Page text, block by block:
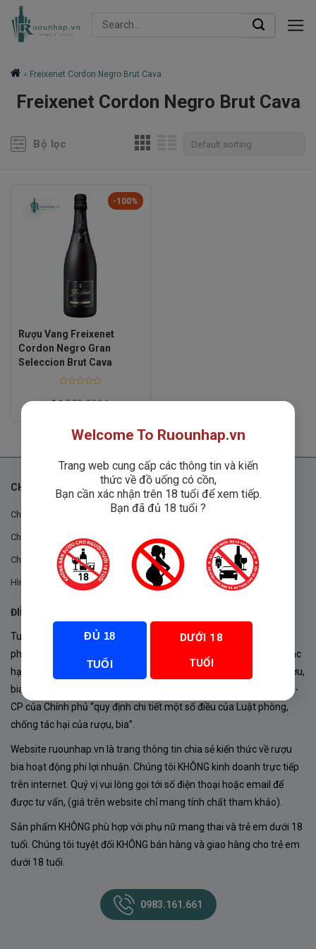
Skip
Search
» Freixenet Cordon Negro Brut Cava
Freixenet Cordon Negro Brut Cava
Bộ lọc
-100%
Rượu Vang Freixenet
Cordon Negro Gran
Seleccion Brut Cava
0583,000₫
1₫
CHÍNH SÁCH
Chính sách chung
Chính sách đổi trả
Chính sách mua hàng
Hình thức thanh toán
ĐIỀU KHOẢN VÀ CHÍNH SÁCH
Tuân thủ Nghị định 105/2017/NĐ-CP ngày 14/9/2017 của Chính
phủ về sản xuất, kinh doanh rượu. Tuân thủ Luật “phòng chống tác
hại của rượu, bia” số 44/2019/QH14-Điều 16 về “điều kiện bán rượu,
bia theo hình thức thương mại điện tử”; Nghị định số 24/2020/NĐ-
CP của Chính phủ “quy định chi tiết một số điều của Luật phòng,
chống tác hại của rượu, bia”.
Website ruounhap.vn là trang thông tin chia sẻ kiến thức về rượu
bia hoạt động phi lợi nhuận. Chúng tôi KHÔNG kinh doanh trực tiếp
trên internet. Quý vị vui lòng gọi tới số điện thoại hoặc email để
được tư vấn, (giá trên website chỉ mang tính chất tham khảo).
Sản phẩm KHÔNG phù hợp với phụ nữ mang thai và trẻ em dưới 18
tuổi. Chúng tôi tuyệt đối KHÔNG bán hàng và giao hàng cho trẻ em
dưới 18 tuổi.
0983.161.661
Welcome To Ruounhap.vn
Trang web cung cấp các thông tin và kiến
thức về đồ uống có cồn,
Bạn cần xác nhận trên 18 tuổi để xem tiếp.
Bạn đã đủ 18 tuổi ?
ĐỦ 18
TUỔI
DƯỚI 18
TUỔI